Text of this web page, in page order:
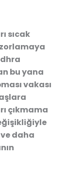
sıcak
bu yana
vakası
çıkmama
daha